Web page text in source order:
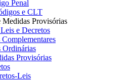
Penal
e CLT
Medidas Provisórias
e Decretos
Provisórias
Leis